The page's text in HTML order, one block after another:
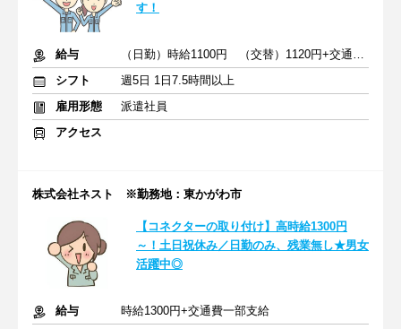
す！
給与
（日勤）時給1100円 （交替）1120円+交通費一部支給
シフト
週5日 1日7.5時間以上
雇用形態
派遣社員
アクセス
株式会社ネスト ※勤務地：東かがわ市
【コネクターの取り付け】高時給1300円
～！土日祝休み／日勤のみ、残業無し★男女
活躍中◎
給与
時給1300円+交通費一部支給